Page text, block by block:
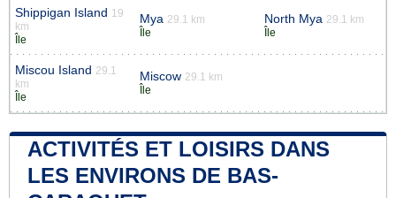
Shippigan Island 19
km
Île
Mya 29.1 km
Île
North Mya 29.1 km
Île
Miscou Island 29.1
km
Île
Miscow 29.1 km
Île
ACTIVITÉS ET LOISIRS DANS
LES ENVIRONS DE BAS-